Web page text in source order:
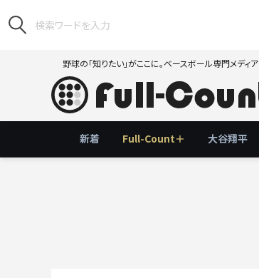
野球の「知りたい」がここに。ベースボール専門メディア
新着 Full-Count＋ 大谷翔平